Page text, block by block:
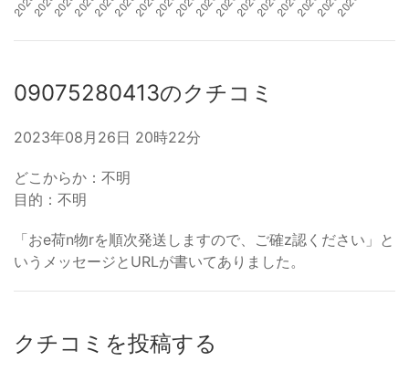
09075280413のクチコミ
2023年08月26日 20時22分
どこからか：不明
目的：不明
「おe荷n物rを順次発送しますので、ご確z認ください」と
いうメッセージとURLが書いてありました。
クチコミを投稿する